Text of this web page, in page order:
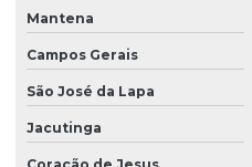
Mantena
Campos Gerais
São José da Lapa
Jacutinga